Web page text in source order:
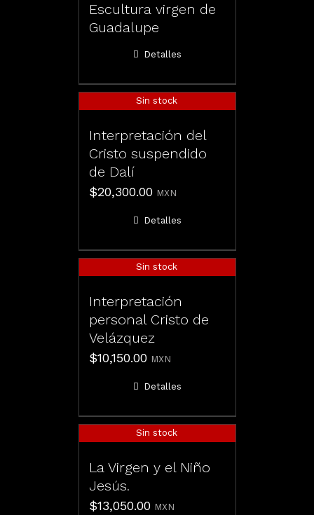
Escultura virgen de
Guadalupe
Detalles
Sin stock
Interpretación del
Cristo suspendido
de Dalí
$20,300.00 MXN
Detalles
Sin stock
Interpretación
personal Cristo de
Velázquez
$10,150.00 MXN
Detalles
Sin stock
La Virgen y el Niño
Jesús.
$13,050.00 MXN